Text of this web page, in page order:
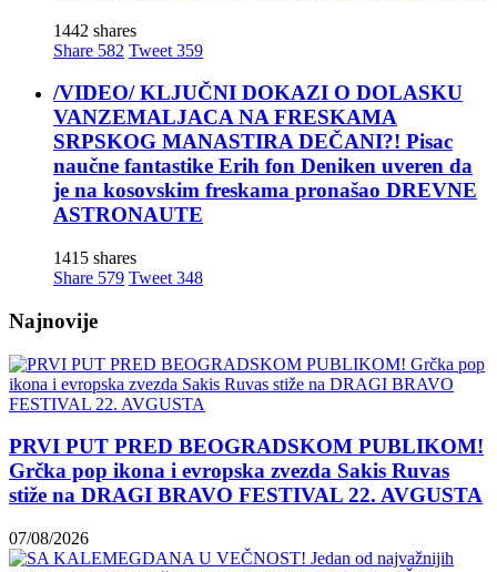
1442 shares
Share 582 Tweet 359
/VIDEO/ KLJUČNI DOKAZI O DOLASKU
VANZEMALJACA NA FRESKAMA
SRPSKOG MANASTIRA DEČANI?! Pisac
naučne fantastike Erih fon Deniken uveren da
je na kosovskim freskama pronašao DREVNE
ASTRONAUTE
1415 shares
Share 579 Tweet 348
Najnovije
PRVI PUT PRED BEOGRADSKOM PUBLIKOM!
Grčka pop ikona i evropska zvezda Sakis Ruvas
stiže na DRAGI BRAVO FESTIVAL 22. AVGUSTA
07/08/2026